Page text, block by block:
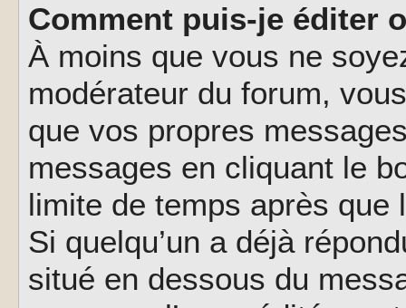
Comment puis-je éditer
À moins que vous ne
modérateur du forum,
que vos propres
messages en cliquant le
limite de temps après
Si quelqu’un a déjà
situé en dessous du